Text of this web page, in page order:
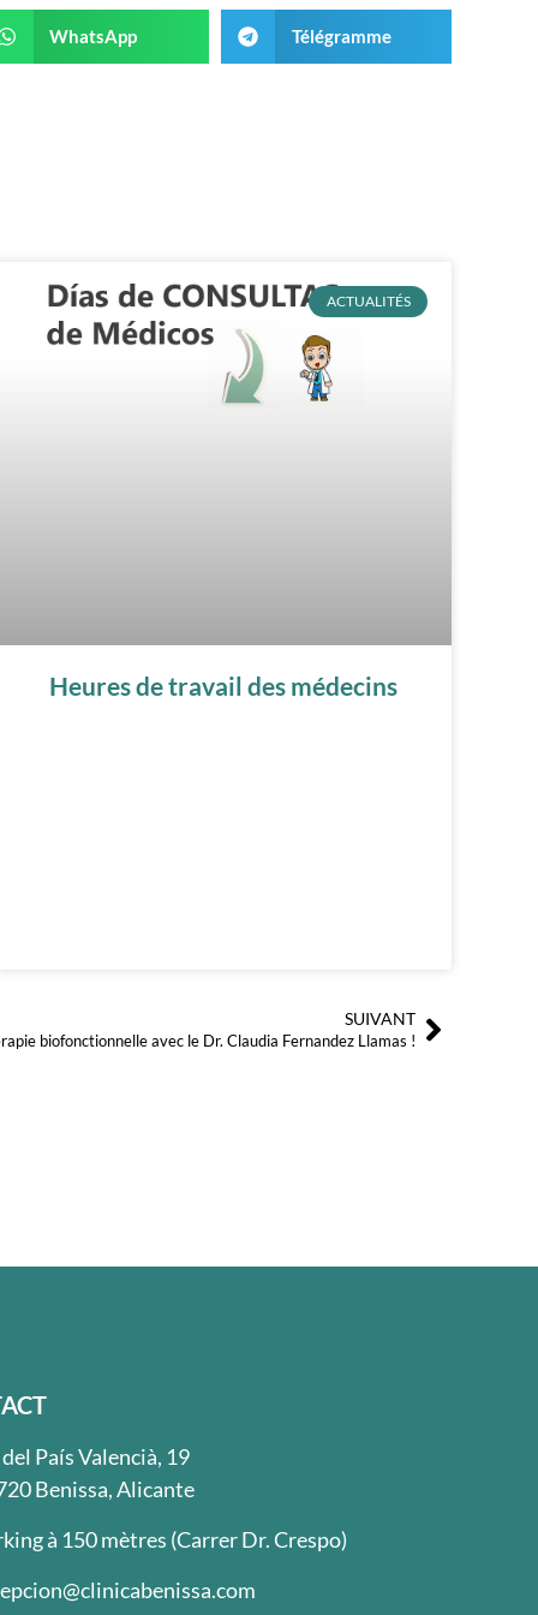
WhatsApp Télégramme
ACTUALITÉS
Heures de travail des médecins
SUIVANT
biofonctionnelle avec le Dr. Claudia Fernandez Llamas ! Suivant
del País Valencià, 19
Benissa, Alicante
à 150 mètres (Carrer Dr. Crespo)